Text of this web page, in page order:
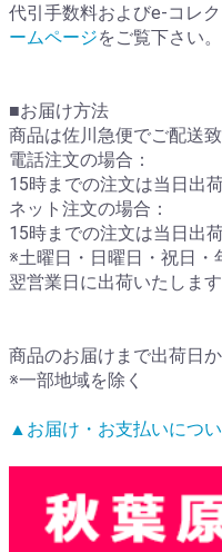
代引手数料およびe-コレ
ームページをご覧下さい。
■お届け方法
商品は佐川急便でご配送致
電話注文の場合：
15時までの注文は当日出
ネット注文の場合：
15時までの注文は当日出
※土曜日・日曜日・祝日・
翌営業日に出荷いたします
商品のお届けまで出荷日
※一部地域を除く
▲お届け・お支払いにつ